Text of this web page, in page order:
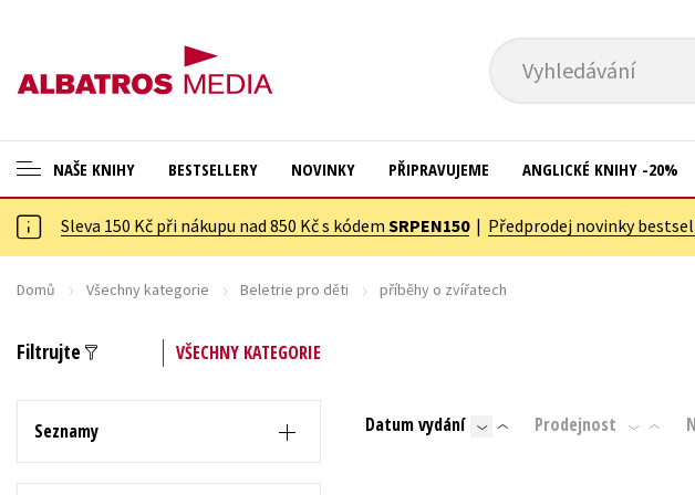
Vyhledávání
NAŠE KNIHY
ANGLICKÉ KNIHY -20 %
VÝPRODEJ -70 %
ASTERIX S DÁRKEM
🎁DÁRKOVÉ PUBLIKACE
Cestování
Dárkové publikace
Digitální fotografie
Esoterika a duchovní svět
Počítače
BESTSELLERY NOVINKY PŘIPRAVUJEME ANGLICKÉ KNIHY -20%
Sleva 150 Kč při nákupu nad 850 Kč s kódem SRPEN150| Předprodej novinky
Domů Všechny kategorie Beletrie pro děti příběhy o zvířatech
VŠECHNY KATEGORIE
Filtrujte
Seznamy Datum vydání Prodejnost